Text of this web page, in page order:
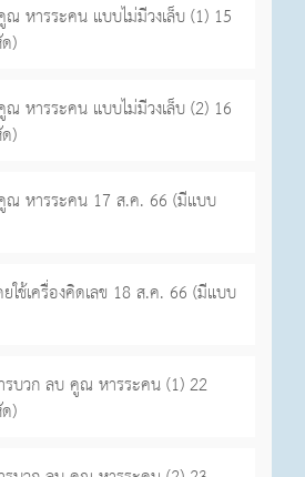
หารระคน แบบไม่มีวงเล็บ (1) 15
)
หารระคน แบบไม่มีวงเล็บ (2) 16
)
ณ หารระคน 17 ส.ค. 66 (มีแบบ
ใช้เครื่องคิดเลข 18 ส.ค. 66 (มีแบบ
บวก ลบ คูณ หารระคน (1) 22
)